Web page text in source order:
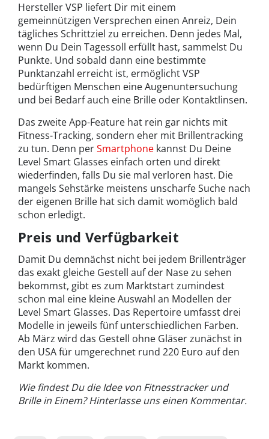
Hersteller VSP liefert Dir mit einem
gemeinnützigen Versprechen einen Anreiz, Dein
tägliches Schrittziel zu erreichen. Denn jedes Mal,
wenn Du Dein Tagessoll erfüllt hast, sammelst Du
Punkte. Und sobald dann eine bestimmte
Punktanzahl erreicht ist, ermöglicht VSP
bedürftigen Menschen eine Augenuntersuchung
und bei Bedarf auch eine Brille oder Kontaktlinsen.
Das zweite App-Feature hat rein gar nichts mit
Fitness-Tracking, sondern eher mit Brillentracking
zu tun. Denn perSmartphone kannst Du Deine
Level Smart Glasses einfach orten und direkt
wiederfinden, falls Du sie mal verloren hast. Die
mangels Sehstärke meistens unscharfe Suche nach
der eigenen Brille hat sich damit womöglich bald
schon erledigt.
Preis und Verfügbarkeit
Damit Du demnächst nicht bei jedem Brillenträger
das exakt gleiche Gestell auf der Nase zu sehen
bekommst, gibt es zum Marktstart zumindest
schon mal eine kleine Auswahl an Modellen der
Level Smart Glasses. Das Repertoire umfasst drei
Modelle in jeweils fünf unterschiedlichen Farben.
Ab März wird das Gestell ohne Gläser zunächst in
den USA für umgerechnet rund 220 Euro auf den
Markt kommen.
Wie findest Du die Idee von Fitnesstracker und
Brille in Einem? Hinterlasse uns einen Kommentar.